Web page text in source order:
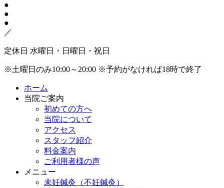
●
●
●
／
定休日 水曜日・日曜日・祝日
※土曜日のみ10:00～20:00 ※予約がなければ18時で終了
ホーム
当院ご案内
初めての方へ
当院について
アクセス
スタッフ紹介
料金案内
ご利用者様の声
メニュー
未妊鍼灸（不妊鍼灸）